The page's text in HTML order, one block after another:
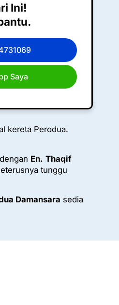
Ini!
Saya
kereta Perodua.
En. Thaqif
tunggu
Damansara sedia